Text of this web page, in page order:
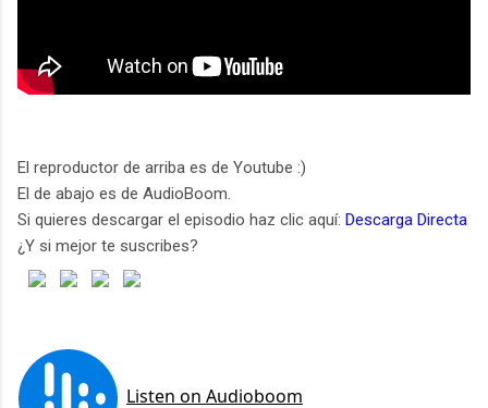
El reproductor de arriba es de Youtube :)
El de abajo es de AudioBoom.
Si quieres descargar el episodio haz clic aquí: Descarga Directa
¿Y si mejor te suscribes?